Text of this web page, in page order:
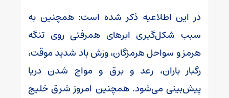
در این اطلاعیه ذکر شده است: همچنین به
سبب شکل‌گیری ابرهای همرفتی روی تنگه
هرمز و سواحل هرمزگان، وزش باد شدید موقت،
رگبار باران، رعد و برق و مواج شدن دریا
پیش‌بینی می‌شود. همچنین امروز شرق خلیج